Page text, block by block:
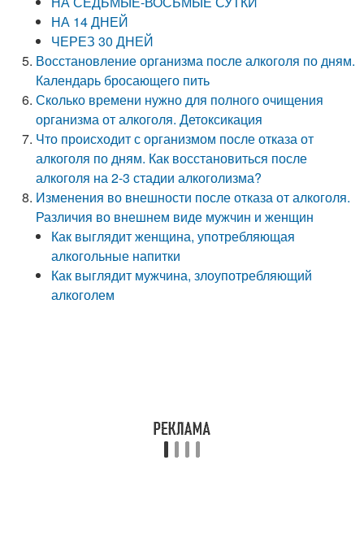
НА 14 ДНЕЙ
ЧЕРЕЗ 30 ДНЕЙ
Восстановление организма после алкоголя по дням.
Календарь бросающего пить
Сколько времени нужно для полного очищения
организма от алкоголя. Детоксикация
Что происходит с организмом после отказа от
алкоголя по дням. Как восстановиться после
алкоголя на 2-3 стадии алкоголизма?
Изменения во внешности после отказа от алкоголя.
Различия во внешнем виде мужчин и женщин
Как выглядит женщина, употребляющая
алкогольные напитки
Как выглядит мужчина, злоупотребляющий
алкоголем